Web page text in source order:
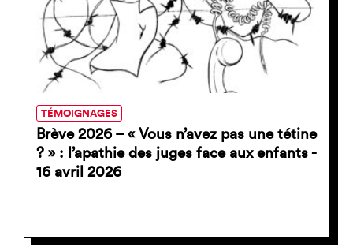
TÉMOIGNAGES
Brève 2026 – « Vous n’avez pas une tétine
? » : l’apathie des juges face aux enfants -
16 avril 2026